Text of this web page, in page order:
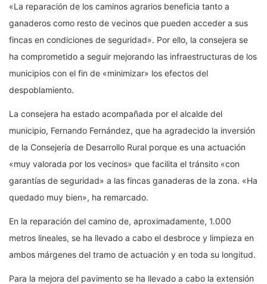
«La reparación de los caminos agrarios beneficia tanto a
ganaderos como resto de vecinos que pueden acceder a sus
fincas en condiciones de seguridad». Por ello, la consejera se
ha comprometido a seguir mejorando las infraestructuras de los
municipios con el fin de «minimizar» los efectos del
despoblamiento.
La consejera ha estado acompañada por el alcalde del
municipio, Fernando Fernández, que ha agradecido la inversión
de la Consejería de Desarrollo Rural porque es una actuación
«muy valorada por los vecinos» que facilita el tránsito «con
garantías de seguridad» a las fincas ganaderas de la zona. «Ha
quedado muy bien», ha remarcado.
En la reparación del camino de, aproximadamente, 1.000
metros lineales, se ha llevado a cabo el desbroce y limpieza en
ambos márgenes del tramo de actuación y en toda su longitud.
Para la mejora del pavimento se ha llevado a cabo la extensión